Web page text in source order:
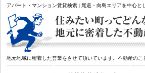
アパート・マンション賃貸検索 | 尾道・向島エリアを中心
地元地域に密着した営業をさせて頂いています。不動産の